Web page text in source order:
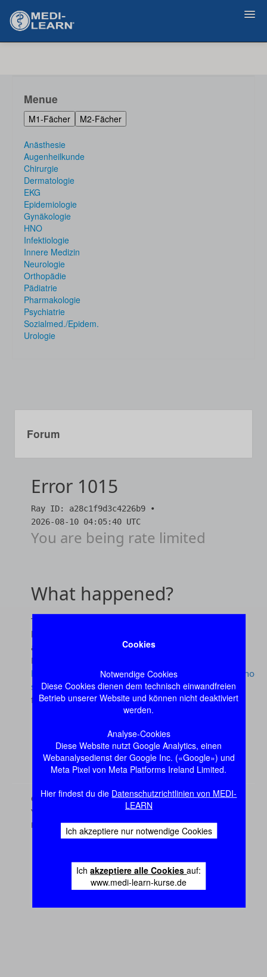
Cookies
Notwendige Cookies
Diese Cookies dienen dem technisch einwandfreien
Betrieb unserer Website und können nicht deaktiviert
werden.
Analyse-Cookies
Diese Website nutzt Google Analytics, einen
Webanalysedienst der Google Inc. («Google») und
Meta Pixel von Meta Platforms Ireland Limited.
Hier findest du die Datenschutzrichtlinien von MEDI-
LEARN
Ich akzeptiere nur notwendige Cookies
Ichakzeptiere alle Cookiesauf:
www.medi-learn-kurse.de
Menue
M1-Fächer M2-Fächer
Anästhesie
Augenheilkunde
Chirurgie
Dermatologie
EKG
Epidemiologie
Gynäkologie
HNO
Infektiologie
Innere Medizin
Neurologie
Orthopädie
Pädiatrie
Pharmakologie
Psychiatrie
Sozialmed./Epidem.
Urologie
Forum